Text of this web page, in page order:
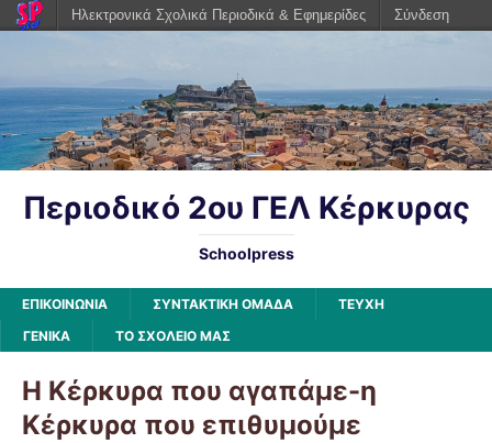
Περιοδικό 2ου ΓΕΛ Κέρκυρας
Schoolpress
ΕΠΙΚΟΙΝΩΝΙΑ ΣΥΝΤΑΚΤΙΚΗ ΟΜΑΔΑ
ΤΕΥΧΗ
ΓΕΝΙΚΆ
ΤΟ ΣΧΟΛΕΙΟ ΜΑΣ
Η Κέρκυρα που αγαπάμε-η
Κέρκυρα που επιθυμούμε
Ηλεκτρονικά Σχολικά Περιοδικά & Εφημερίδες Σύνδεση